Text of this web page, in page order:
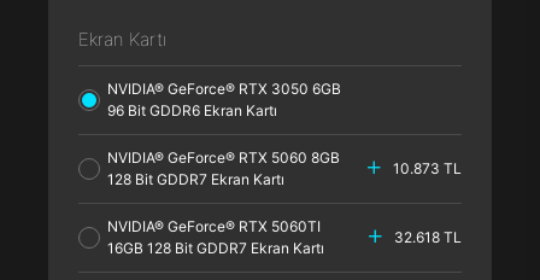
Ekran Kartı
NVIDIA® GeForce® RTX 3050 6GB
96 Bit GDDR6 Ekran Kartı
NVIDIA® GeForce® RTX 5060 8GB
128 Bit GDDR7 Ekran Kartı
10.873 TL
NVIDIA® GeForce® RTX 5060TI
16GB 128 Bit GDDR7 Ekran Kartı
32.618 TL